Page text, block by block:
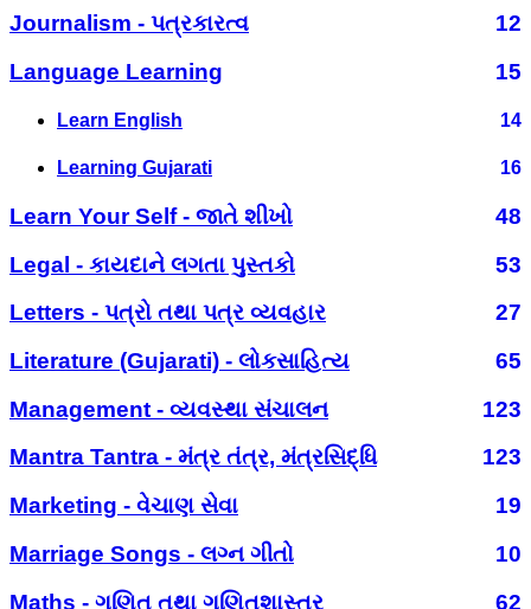
Journalism - પત્રકારત્વ
12
Language Learning
15
Learn English 14
Learning Gujarati 16
Learn Your Self - જાતે શીખો
48
Legal - કાયદાને લગતા પુસ્તકો
53
Letters - પત્રો તથા પત્ર વ્યવહાર
27
Literature (Gujarati) - લોકસાહિત્ય
65
Management - વ્યવસ્થા સંચાલન
123
Mantra Tantra - મંત્ર તંત્ર, મંત્રસિદ્ધિ
123
Marketing - વેચાણ સેવા
19
Marriage Songs - લગ્ન ગીતો
10
Maths - ગણિત તથા ગણિતશાસ્ત્ર
62